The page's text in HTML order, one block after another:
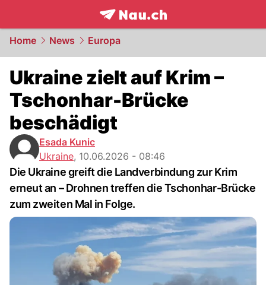
frontpage.NAU.ch
Home News Europa
Ukraine zielt auf Krim –
Tschonhar-Brücke
beschädigt
Esada Kunic
Ukraine, 10.06.2026 - 08:46
Die Ukraine greift die Landverbindung zur Krim
erneut an – Drohnen treffen die Tschonhar-Brücke
zum zweiten Mal in Folge.